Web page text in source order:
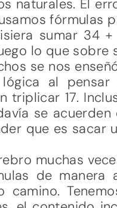
naturales. El
fórmulas
sumar 34
lo que
se nos
al pensar
triplicar 17.
se
que es sacar
muchas
de manera
camino.